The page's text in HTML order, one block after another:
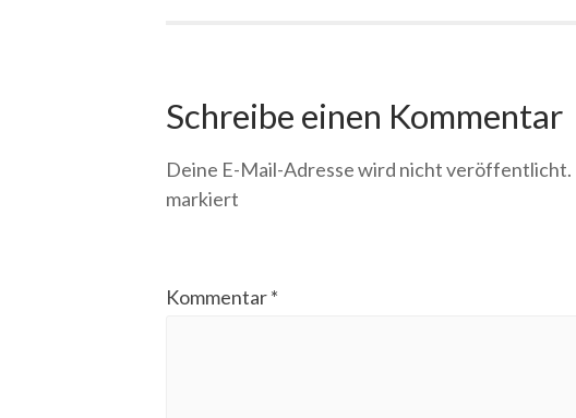
Schreibe einen Kommentar
Deine E-Mail-Adresse wird nicht veröffentlicht.
markiert
Kommentar*